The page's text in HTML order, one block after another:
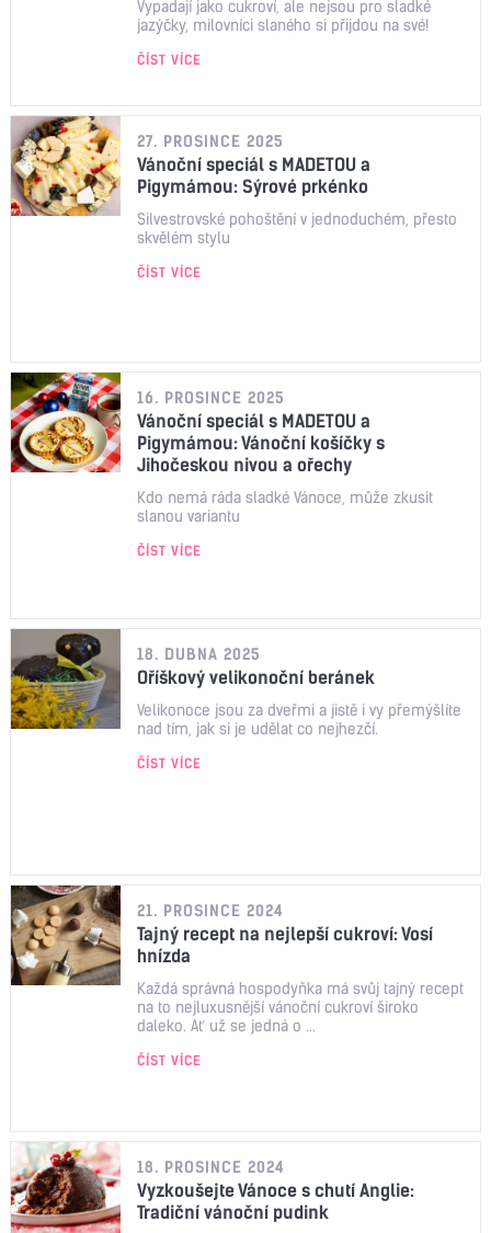
Vypadají jako cukroví, ale nejsou pro sladké
jazýčky, milovníci slaného si přijdou na své!
ČÍST VÍCE
27. PROSINCE 2025
Vánoční speciál s MADETOU a
Pigymámou: Sýrové prkénko
Silvestrovské pohoštění v jednoduchém, přesto
skvělém stylu
ČÍST VÍCE
16. PROSINCE 2025
Vánoční speciál s MADETOU a
Pigymámou: Vánoční košíčky s
Jihočeskou nivou a ořechy
Kdo nemá ráda sladké Vánoce, může zkusit
slanou variantu
ČÍST VÍCE
18. DUBNA 2025
Oříškový velikonoční beránek
Velikonoce jsou za dveřmi a jistě i vy přemýšlíte
nad tím, jak si je udělat co nejhezčí.
ČÍST VÍCE
21. PROSINCE 2024
Tajný recept na nejlepší cukroví: Vosí
hnízda
Každá správná hospodyňka má svůj tajný recept
na to nejluxusnější vánoční cukroví široko
daleko. Ať už se jedná o ...
ČÍST VÍCE
18. PROSINCE 2024
Vyzkoušejte Vánoce s chutí Anglie:
Tradiční vánoční pudink